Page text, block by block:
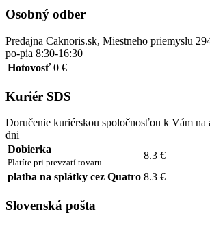
Osobný odber
Predajna Caknoris.sk, Miestneho priemyslu
po-pia 8:30-16:30
Hotovosť 0 €
Kuriér SDS
Doručenie kuriérskou spoločnosťou k Vám na
dni
Dobierka
Platíte pri prevzatí tovaru
8.3 €
platba na splátky cez Quatro 8.3 €
Slovenská pošta